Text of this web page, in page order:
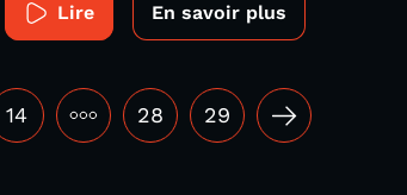
Lire En savoir plus
14 ••• 28 29